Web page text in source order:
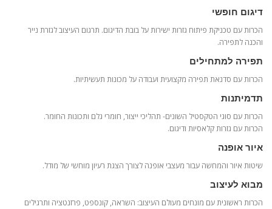
דיגום חופשי
הכרות עם טכניקת פיתוח גזרות ישירות על בובת הדיגום. תרגום העיצוב לגזרת נייר
והכנה לתפירה.
תפירה למתחילים
הכרות עם סדנאת תפירה מקצועית ועבודה על מכונות תעשיתיות.
תדמיתנות
הכרות עם סוגי הטקסטיל השונים- תהליכי ייצור, חומרי גלם ותכונות החומר.
הכרות עם גזרות קלאסיות ודיגום.
איור אופנה
שיטות איור והמחשה עבור מעצבי אופנה לצורך הצגת רעיון מוחשי של מודל.
מבוא לעיצוב
הכרות ראשונית עם מונחים מעולם העיצוב: השראה, קונספט, פרזנטציה ותרגילים